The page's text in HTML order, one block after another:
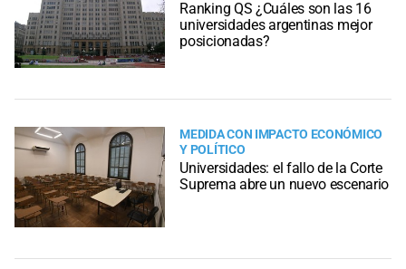
Ranking QS ¿Cuáles son las 16
universidades argentinas mejor
posicionadas?
MEDIDA CON IMPACTO ECONÓMICO
Y POLÍTICO
Universidades: el fallo de la Corte
Suprema abre un nuevo escenario